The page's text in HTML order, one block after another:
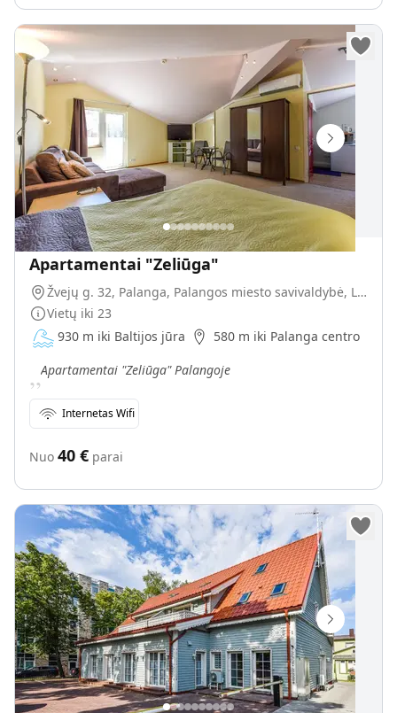
Apartamentai "Zeliūga"
Žvejų g. 32, Palanga, Palangos miesto savivaldybė, Lietuva
Vietų iki 23
930 m iki Baltijos jūra
580 m iki Palanga centro
„Apartamentai "Zeliūga" Palangoje
Internetas Wifi
Nuo 40 € parai